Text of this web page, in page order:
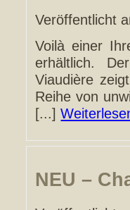
Veröffentlicht
Voilà einer
erhältlich.
Viaudière
Reihe von
[...]
NEU –